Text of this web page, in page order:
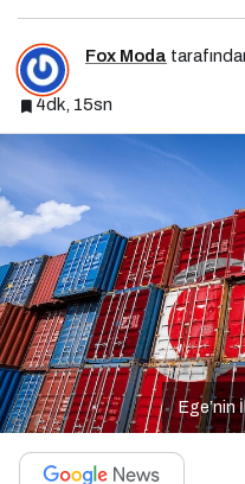
Fox Moda
4dk, 15sn
Ege’nin